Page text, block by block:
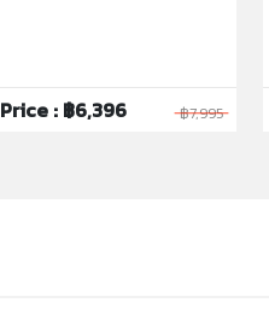
Price : ฿6,396 ฿7,995